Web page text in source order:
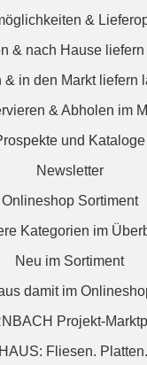
&
& nach Hause
& in den Markt liefern
& Abholen im
und Kataloge
Newsletter
Onlineshop Sortiment
Kategorien im
Neu im Sortiment
damit im
Projekt-
Fliesen.